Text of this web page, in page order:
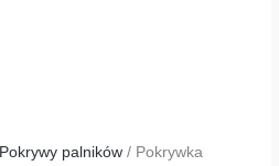
Pokrywy palników / Pokrywka